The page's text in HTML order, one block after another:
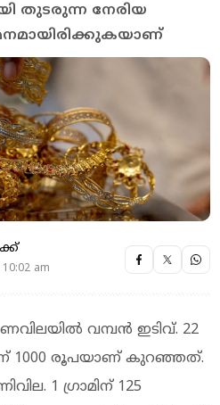
തുടരുന്ന നേരിയ
am
വമ്പൻ ഇടിവ്. 22
1000 രൂപയാണ് കുറഞ്ഞത്.
1 ഗ്രാമിന് 125